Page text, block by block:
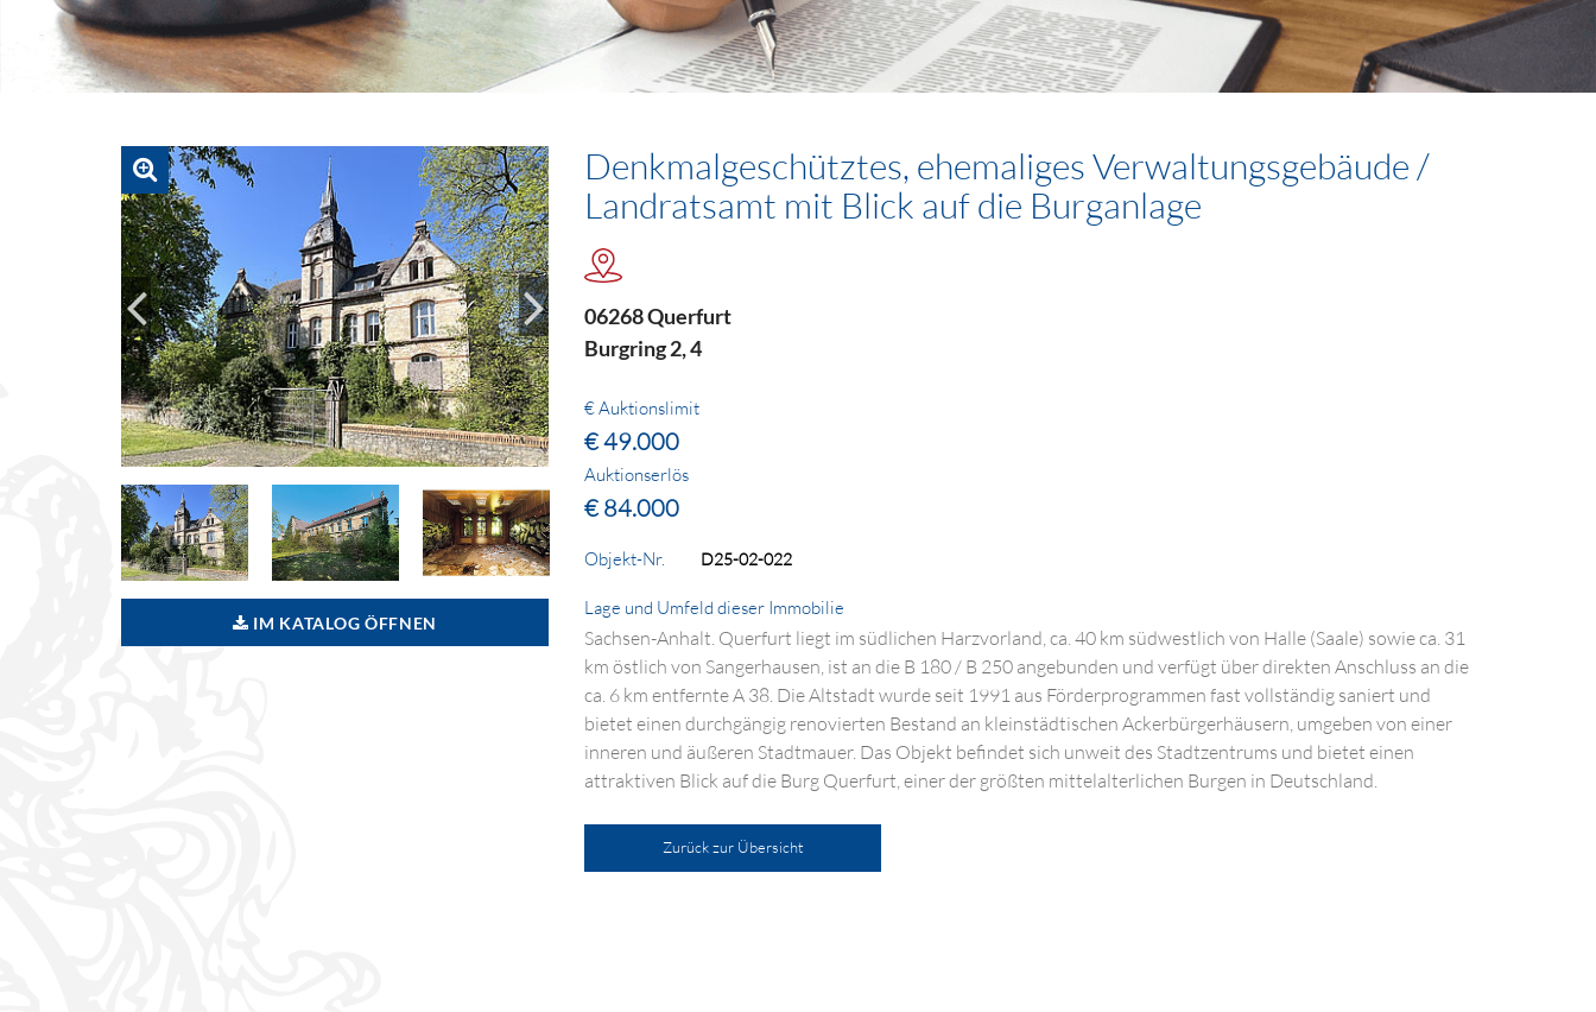
IM KATALOG ÖFFNEN
Denkmalgeschütztes, ehemaliges Verwaltungsgebäude /
Landratsamt mit Blick auf die Burganlage
06268 Querfurt
Burgring 2, 4
€ Auktionslimit
€ 49.000
Auktionserlös
€ 84.000
Objekt-Nr. D25-02-022
Lage und Umfeld dieser Immobilie
Sachsen-Anhalt. Querfurt liegt im südlichen Harzvorland, ca. 40 km südwestlich von Halle (Saale) sowie ca. 31
km östlich von Sangerhausen, ist an die B 180 / B 250 angebunden und verfügt über direkten Anschluss an die
ca. 6 km entfernte A 38. Die Altstadt wurde seit 1991 aus Förderprogrammen fast vollständig saniert und
bietet einen durchgängig renovierten Bestand an kleinstädtischen Ackerbürgerhäusern, umgeben von einer
inneren und äußeren Stadtmauer. Das Objekt befindet sich unweit des Stadtzentrums und bietet einen
attraktiven Blick auf die Burg Querfurt, einer der größten mittelalterlichen Burgen in Deutschland.
Zurück zur Übersicht